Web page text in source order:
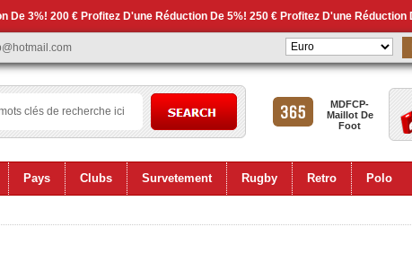
3%! 200 € Profitez D'une Réduction De 5%! 250 € Profitez D'une Réduction
MDFCP-
Maillot De
Foot
Pays Clubs Survetement Rugby Retro Polo